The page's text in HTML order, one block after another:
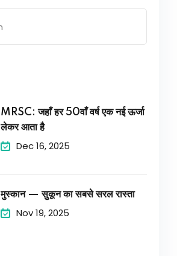
MRSC: जहाँ हर 50वाँ वर्ष एक नई ऊर्जा
लेकर आता है
Dec 16, 2025
मुस्कान — सुकून का सबसे सरल रास्ता
Nov 19, 2025